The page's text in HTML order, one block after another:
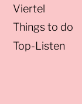
Viertel
Things to do
Top-Listen